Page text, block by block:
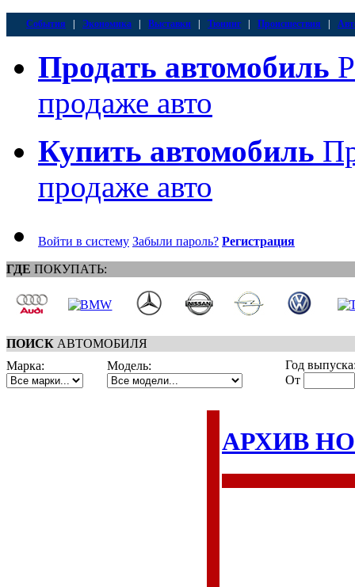
События Экономика Выставки Тюнинг Происшествия
Продать автомобиль
продаже авто
Купить автомобиль
продаже авто
Войти в систему Забыли пароль? Регистрация
ГДЕ ПОКУПАТЬ:
ПОИСК АВТОМОБИЛЯ
Марка:
Модель:
Год
От
АРХИВ